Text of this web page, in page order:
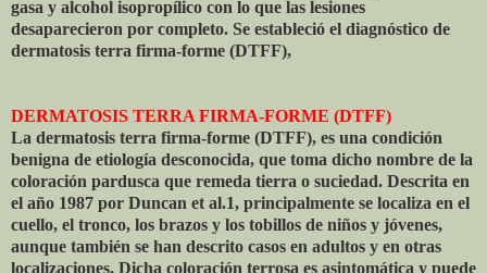
gasa y alcohol isopropílico con lo que las lesiones
desaparecieron por completo. Se estableció el diagnóstico de
dermatosis terra firma-forme (DTFF),
DERMATOSIS TERRA FIRMA-FORME (DTFF)
La dermatosis terra firma-forme (DTFF), es una condición
benigna de etiología desconocida, que toma dicho nombre de la
coloración pardusca que remeda tierra o suciedad. Descrita en
el año 1987 por Duncan et al.1, principalmente se localiza en el
cuello, el tronco, los brazos y los tobillos de niños y jóvenes,
aunque también se han descrito casos en adultos y en otras
localizaciones. Dicha coloración terrosa es asintomática y puede